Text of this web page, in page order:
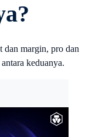
dan margin, pro dan
keduanya.